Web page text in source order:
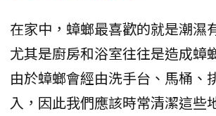
在家中，蟑螂最喜歡的就是潮濕
尤其是廚房和浴室往往是造成蟑
由於蟑螂會經由洗手台、馬桶、
入，因此我們應該時常清潔這些